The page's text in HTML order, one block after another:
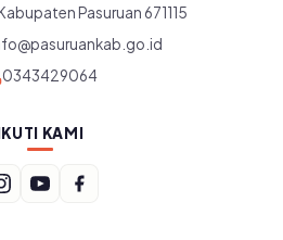
Pasuruan 671115
0343429064
KAMI